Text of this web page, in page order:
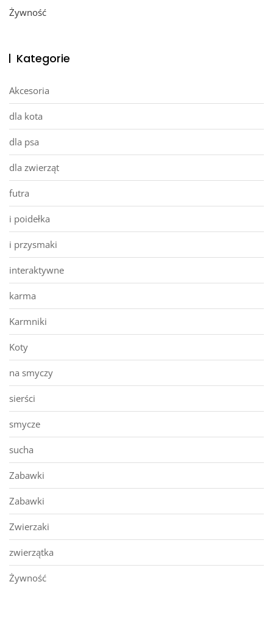
Żywność
Kategorie
Akcesoria
dla kota
dla psa
dla zwierząt
futra
i poidełka
i przysmaki
interaktywne
karma
Karmniki
Koty
na smyczy
sierści
smycze
sucha
Zabawki
Zabawki
Zwierzaki
zwierzątka
Żywność